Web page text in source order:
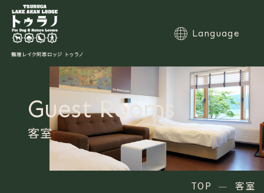
Language
Guest Rooms
客室
TOP 客室
TOP
コンセプト
館内施設